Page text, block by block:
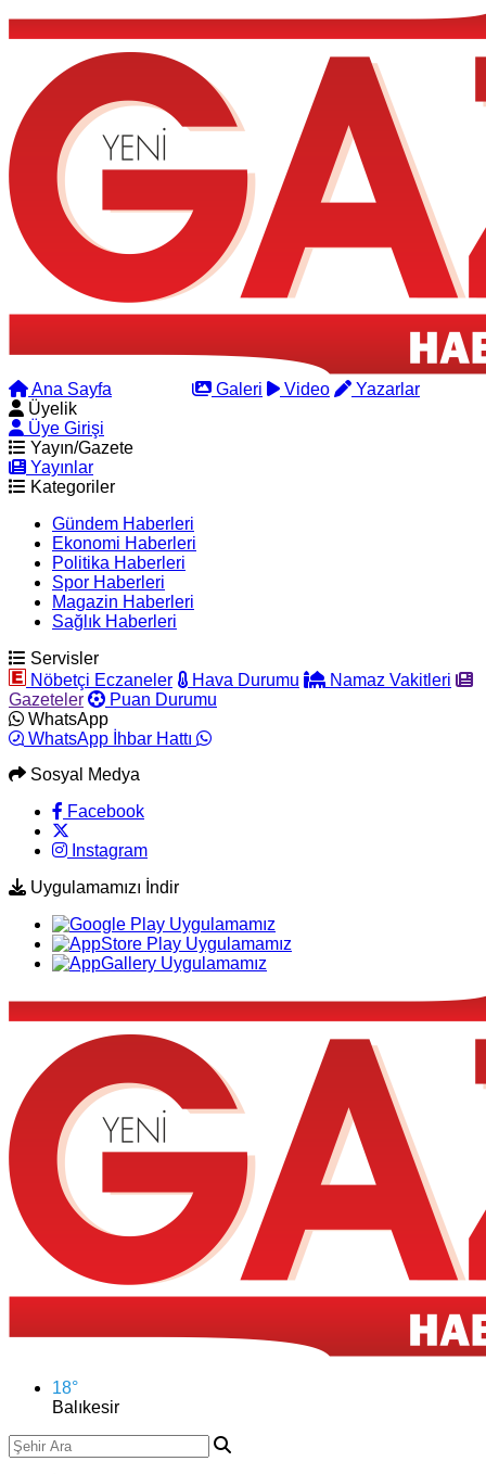
Ana Sayfa Galeri Video
Yazarlar
Üyelik
Üye Girişi
Yayın/Gazete
Yayınlar
Kategoriler
Gündem Haberleri
Ekonomi Haberleri
Politika Haberleri
Spor Haberleri
Magazin Haberleri
Sağlık Haberleri
Servisler
Nöbetçi Eczaneler
Hava Durumu
Namaz Vakitleri
Gazeteler
Puan Durumu
WhatsApp
WhatsApp İhbar Hattı
Sosyal Medya
Facebook
Instagram
Uygulamamızı İndir
18°
Balıkesir